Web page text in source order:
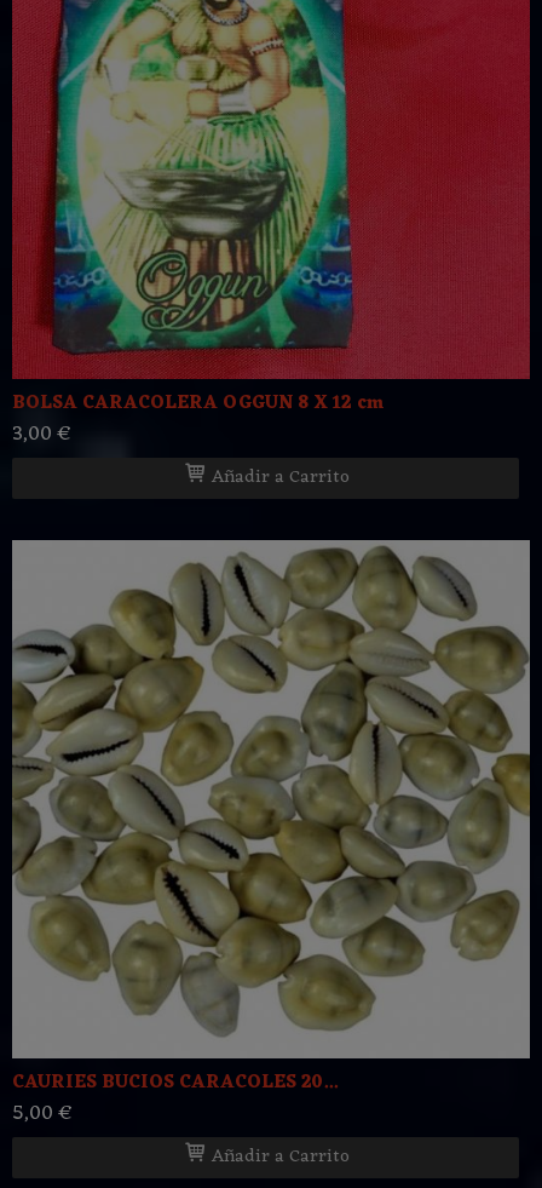
BOLSA CARACOLERA OGGUN 8 X 12 cm
3,00 €
Añadir a Carrito
CAURIES BUCIOS CARACOLES 20...
5,00 €
Añadir a Carrito